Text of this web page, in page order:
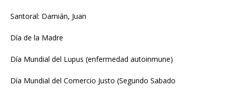
Santoral: Damián, Juan
Día de la Madre
Día Mundial del Lupus (enfermedad autoinmune)
Día Mundial del Comercio Justo (Segundo Sabado